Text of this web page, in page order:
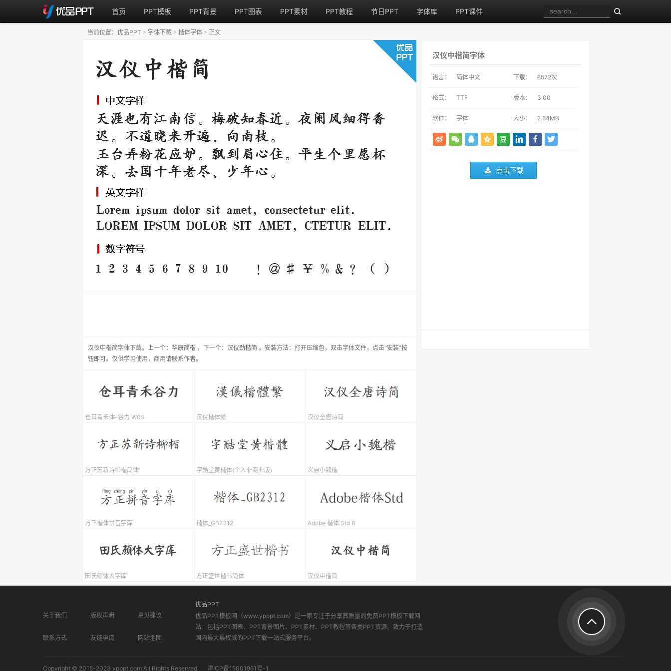
首页 PPT模板 PPT背景 PPT图表 PPT素材 PPT教程 节日PPT 字体库 PPT课件
汉仪中楷简字体
语言： 简体中文 下载： 8572次
格式： TTF 版本： 3.00
软件： 字体 大小： 2.64MB
点击下载
汉仪中楷简字体下载。 上一个： 华康简楷 ， 下一个： 汉仪劲楷简 。安装方法：打开压缩包，双击字体文件，点击“安装”按
钮即可。仅供学习使用，商用请联系作者。
当前位置： 优品PPT > 字体下载 > 楷体字体 > 正文
仓耳青禾体-谷力 W05 汉仪楷体繁 汉仪全唐诗简
方正苏新诗柳楷简体 字酷堂黄楷体(个人非商业版) 义启小魏楷
方正楷体拼音字库 楷体_GB2312 Adobe 楷体 Std R
田氏颜体大字库 方正盛世楷书简体 汉仪中楷简
关于我们 版权声明 意见建议
联系方式 友链申请 网站地图
优品PPT
优品PPT模板网（www.ypppt.com）是一家专注于分享高质量的免费PPT模板下载网
站。包括PPT图表、PPT背景图片、PPT素材、PPT教程等各类PPT资源。致力于打造
国内最大最权威的PPT下载一站式服务平台。
Copyright © 2015-2023 ypppt.com All Rights Reserved. 津ICP备15001961号-1